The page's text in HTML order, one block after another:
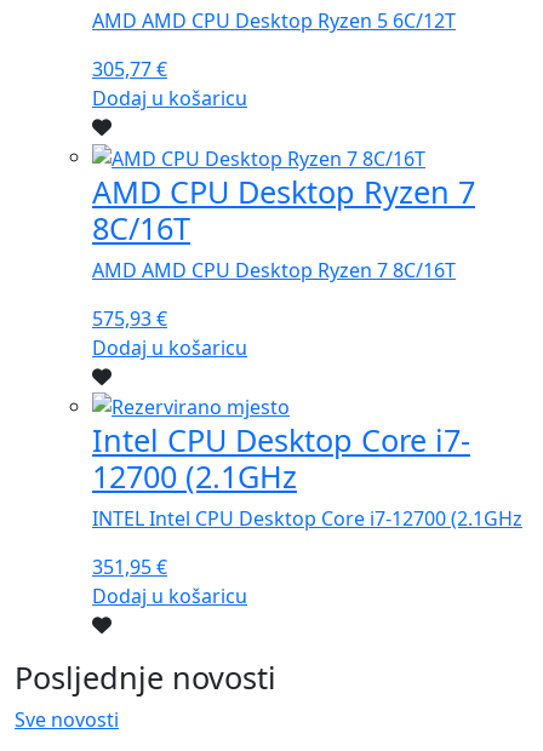
AMD AMD CPU Desktop Ryzen 5 6C/12T
305,77€
Dodaj u košaricu
AMD CPU Desktop Ryzen 7
8C/16T
AMD AMD CPU Desktop Ryzen 7 8C/16T
575,93€
Dodaj u košaricu
Intel CPU Desktop Core i7-
12700 (2.1GHz
INTEL Intel CPU Desktop Core i7-12700 (2.1GHz
351,95€
Dodaj u košaricu
Posljednje novosti
Sve novosti